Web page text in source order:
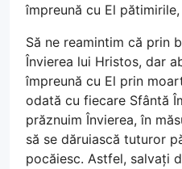
împreună cu El
Să ne reamintim că prin
Învierea lui Hristos, dar
împreună cu El prin
odată cu fiecare Sfântă
prăznuim Învierea, în
să se dăruiască tuturor
pocăiesc. Astfel, salvați